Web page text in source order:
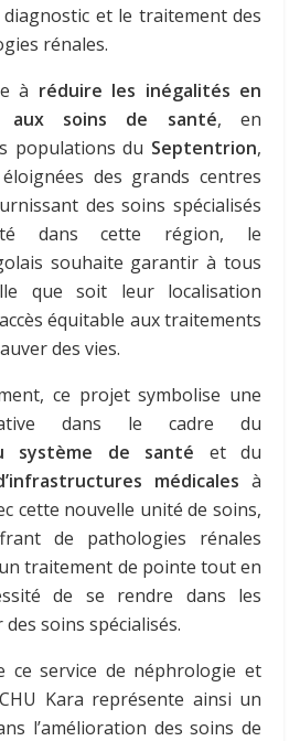
et le traitement des
rénales.
à réduire les inégalités en
aux soins de santé, en
populations du Septentrion,
des grands centres
des soins spécialisés
dans cette région, le
souhaite garantir à tous
que soit leur localisation
équitable aux traitements
des vies.
ce projet symbolise une
dans le cadre du
système de santé et du
médicales à
cette nouvelle unité de soins,
de pathologies rénales
traitement de pointe tout en
de se rendre dans les
soins spécialisés.
ce service de néphrologie et
Kara représente ainsi un
l’amélioration des soins de